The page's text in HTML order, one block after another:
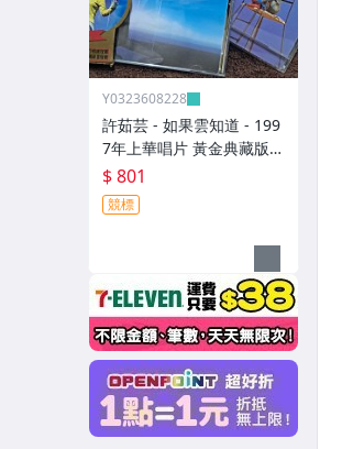
Y0323608228
許茹芸 - 如果雲知道 - 199
7年上華唱片 黃金典藏版 -
碟片9成新 附外紙盒+寫真
年曆 - 801元起標 大
$ 801
競標